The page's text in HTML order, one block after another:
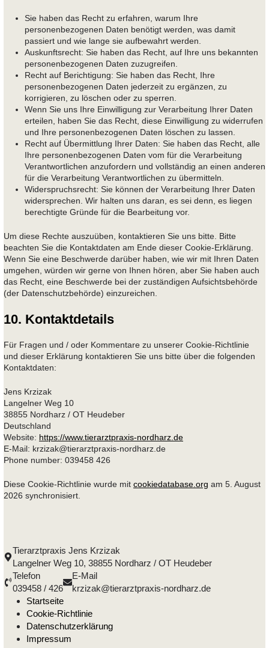
Sie haben das Recht zu erfahren, warum Ihre
personenbezogenen Daten benötigt werden, was damit
passiert und wie lange sie aufbewahrt werden.
Auskunftsrecht: Sie haben das Recht, auf Ihre uns bekannten
personenbezogenen Daten zuzugreifen.
Recht auf Berichtigung: Sie haben das Recht, Ihre
personenbezogenen Daten jederzeit zu ergänzen, zu
korrigieren, zu löschen oder zu sperren.
Wenn Sie uns Ihre Einwilligung zur Verarbeitung Ihrer Daten
erteilen, haben Sie das Recht, diese Einwilligung zu widerrufen
und Ihre personenbezogenen Daten löschen zu lassen.
Recht auf Übermittlung Ihrer Daten: Sie haben das Recht, alle
Ihre personenbezogenen Daten vom für die Verarbeitung
Verantwortlichen anzufordern und vollständig an einen anderen
für die Verarbeitung Verantwortlichen zu übermitteln.
Widerspruchsrecht: Sie können der Verarbeitung Ihrer Daten
widersprechen. Wir halten uns daran, es sei denn, es liegen
berechtigte Gründe für die Bearbeitung vor.
Um diese Rechte auszuüben, kontaktieren Sie uns bitte. Bitte
beachten Sie die Kontaktdaten am Ende dieser Cookie-Erklärung.
Wenn Sie eine Beschwerde darüber haben, wie wir mit Ihren Daten
umgehen, würden wir gerne von Ihnen hören, aber Sie haben auch
das Recht, eine Beschwerde bei der zuständigen Aufsichtsbehörde
(der Datenschutzbehörde) einzureichen.
10. Kontaktdetails
Für Fragen und / oder Kommentare zu unserer Cookie-Richtlinie
und dieser Erklärung kontaktieren Sie uns bitte über die folgenden
Kontaktdaten:
Jens Krzizak
Langelner Weg 10
38855 Nordharz / OT Heudeber
Deutschland
Website: https://www.tierarztpraxis-nordharz.de
E-Mail: krzizak@tierarztpraxis-nordharz.de
Phone number: 039458 426
Diese Cookie-Richtlinie wurde mit cookiedatabase.org am 5. August
2026 synchronisiert.
Tierarztpraxis Jens Krzizak
Langelner Weg 10, 38855 Nordharz / OT Heudeber
Telefon
039458 / 426
E-Mail
krzizak@tierarztpraxis-nordharz.de
Startseite
Cookie-Richtlinie
Datenschutzerklärung
Impressum